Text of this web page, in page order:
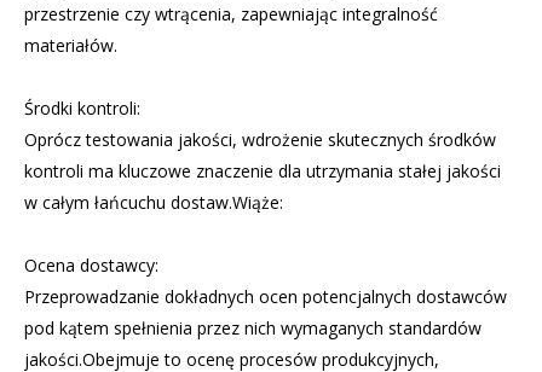
przestrzenie czy wtrącenia, zapewniając integralność
materiałów.
Środki kontroli:
Oprócz testowania jakości, wdrożenie skutecznych środków
kontroli ma kluczowe znaczenie dla utrzymania stałej jakości
w całym łańcuchu dostaw.Wiąże:
Ocena dostawcy:
Przeprowadzanie dokładnych ocen potencjalnych dostawców
pod kątem spełnienia przez nich wymaganych standardów
jakości.Obejmuje to ocenę procesów produkcyjnych,